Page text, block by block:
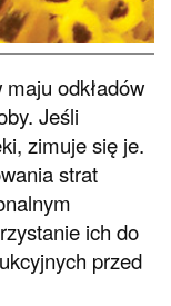
odkładów
Jeśli
zimuje się je.
strat
ich do
przed